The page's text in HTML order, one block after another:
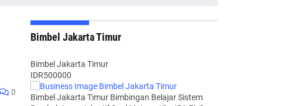
0
Bimbel Jakarta Timur
Bimbel Jakarta Timur
IDR500000
Bimbel Jakarta Timur Bimbingan Belajar Sistem